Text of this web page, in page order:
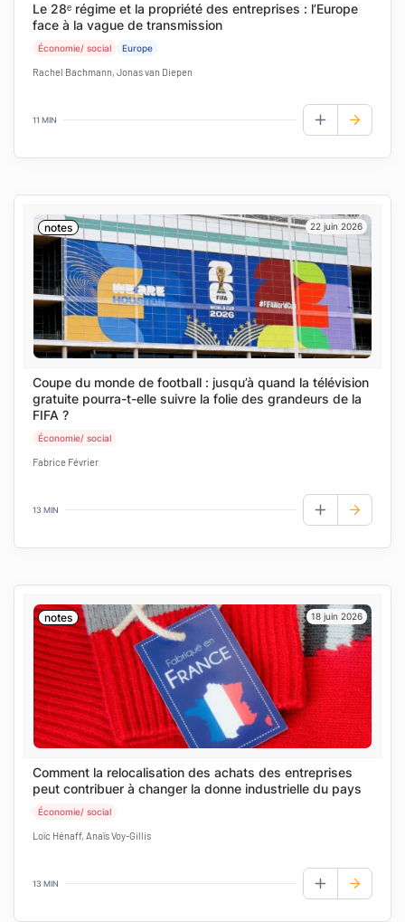
Le 28ᵉ régime et la propriété des entreprises : l’Europe
face à la vague de transmission
Économie/ social Europe
Rachel Bachmann, Jonas van Diepen
11 MIN
AJOUTER
notes 22 juin 2026
Coupe du monde de football : jusqu’à quand la télévision
gratuite pourra-t-elle suivre la folie des grandeurs de la
FIFA ?
Économie/ social
Fabrice Février
13 MIN
AJOUTER
notes 18 juin 2026
Comment la relocalisation des achats des entreprises
peut contribuer à changer la donne industrielle du pays
Économie/ social
Loïc Hénaff, Anaïs Voy-Gillis
13 MIN
AJOUTER